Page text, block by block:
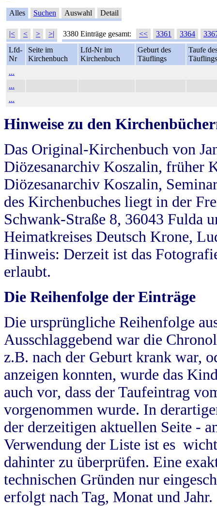
Alles Suchen Auswahl Detail
|< < > >| 3380 Einträge gesamt: << 3361 3364
Lfd-
Nr
Seite im
Kirchenbuch
Lfd-Nr im
Kirchenbuch
Geburt des
Täuflings
Taufe
Täuflings
...
...
...
Hinweise zu den
Das Original-Kirchenbuch von
Diözesanarchiv Koszalin, früher
Diözesanarchiv Koszalin,
des Kirchenbuches liegt in der
Schwank-Straße 8, 36043 Fulda
Heimatkreises Deutsch Krone,
Hinweis: Derzeit ist das
erlaubt.
Die Reihenfolge der Einträge
Die ursprüngliche Reihenfolge
Ausschlaggebend war die
z.B. nach der Geburt krank war,
anzeigen konnten, wurde das
auch vor, dass der Taufeintrag
vorgenommen wurde. In
der derzeitigen aktuellen Seite -
Verwendung der Liste ist es
dahinter zu überprüfen. Eine
technischen Gründen nur
erfolgt nach Tag, Monat und Jahr.